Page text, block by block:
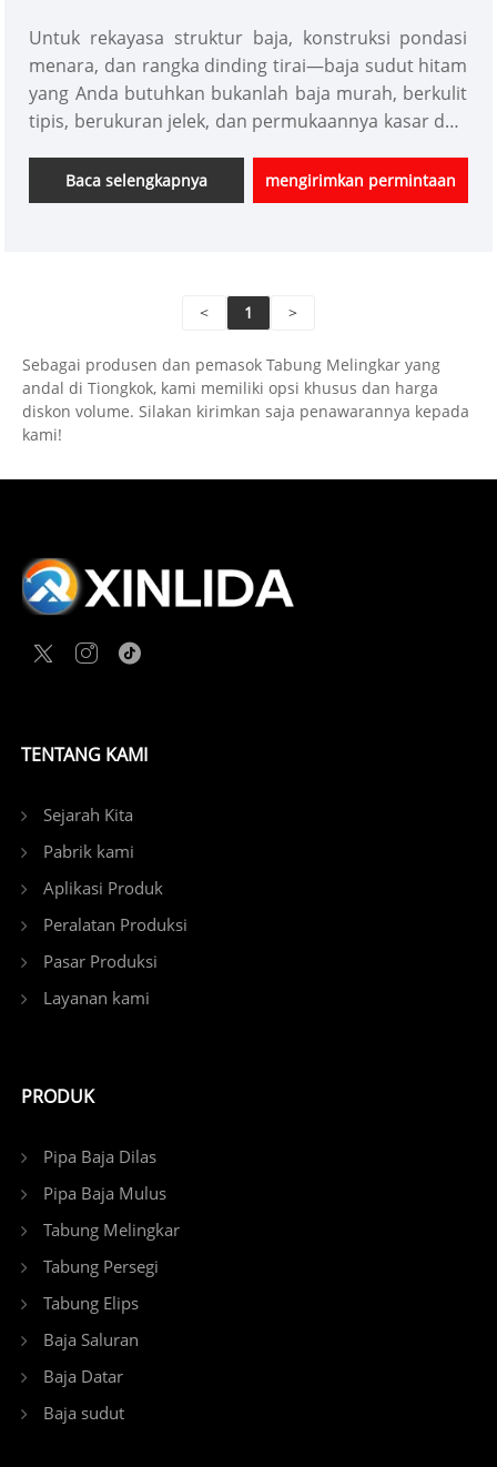
Untuk rekayasa struktur baja, konstruksi pondasi
menara, dan rangka dinding tirai—baja sudut hitam
yang Anda butuhkan bukanlah baja murah, berkulit
tipis, berukuran jelek, dan permukaannya kasar dari
Ltd., dengan pabrik yang dirancang untuk kapasitas
produksi tahunan sebesar 50 juta ton, berfokus
Tenggara, Timur Tengah, dan pasar luar negeri
perubahan spesifikasi dan penyesuaian kuantitas
hingga 48 jam sebelum produksi, dengan jalur
produksi cerdas yang memberikan respons cepat,
Singkatnya—orang lain khawatir tentang perubahan
dan kami memberikan kepastian itu.
Baca selengkapnya mengirimkan permintaan
< 1 >
Sebagai produsen dan pemasok Tabung Melingkar yang
andal di Tiongkok, kami memiliki opsi khusus dan harga
diskon volume. Silakan kirimkan saja penawarannya kepada
kami!
TENTANG KAMI
Sejarah Kita
Pabrik kami
Aplikasi Produk
Peralatan Produksi
Pasar Produksi
Layanan kami
PRODUK
Pipa Baja Dilas
Pipa Baja Mulus
Tabung Melingkar
Tabung Persegi
Tabung Elips
Baja Saluran
Baja Datar
Baja sudut